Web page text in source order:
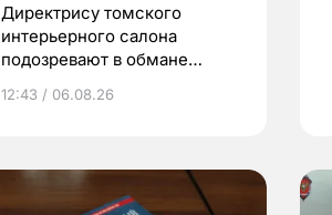
Директрису томского
интерьерного салона
подозревают в обмане
12:43 / 06.08.26